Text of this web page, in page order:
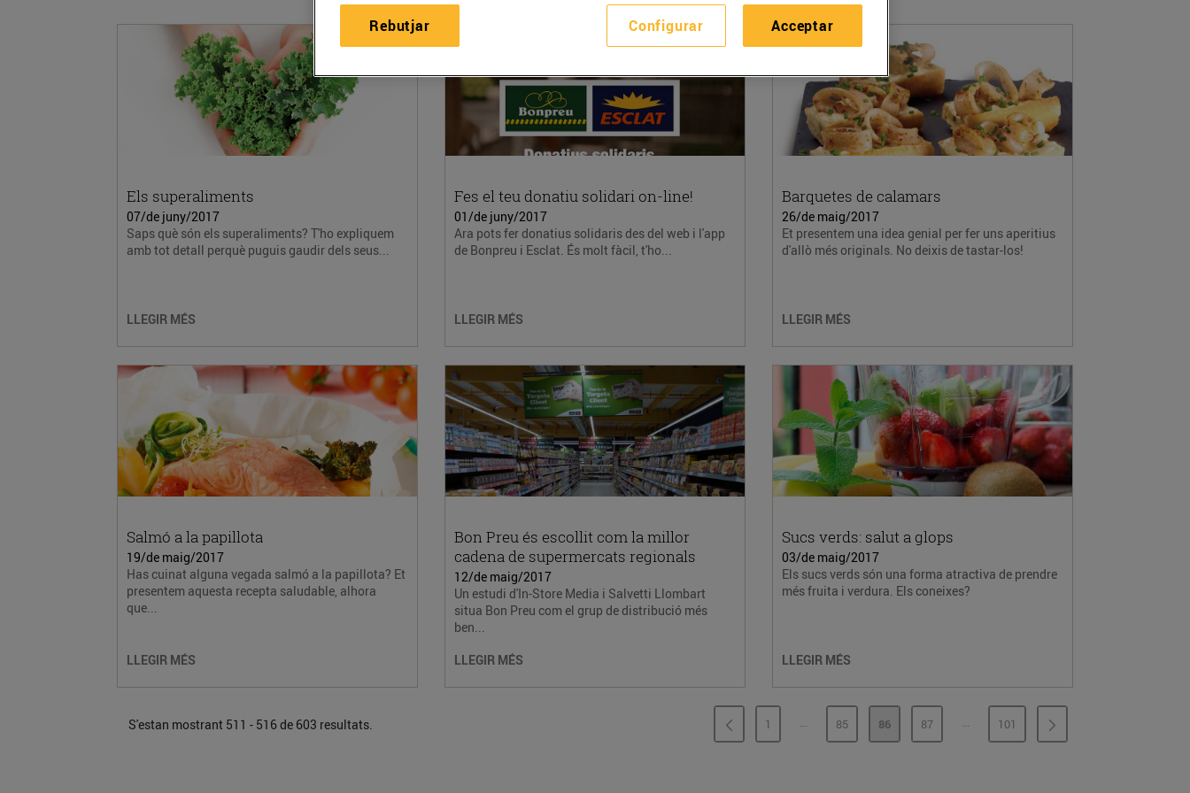
Els superaliments
07/de juny/2017
Saps què són els superaliments? T'ho expliquem
amb tot detall perquè puguis gaudir dels seus...
LLEGIR MÉS
Fes el teu donatiu solidari on-line!
01/de juny/2017
Ara pots fer donatius solidaris des del web i l'app
de Bonpreu i Esclat. És molt fàcil, t'ho...
LLEGIR MÉS
Barquetes de calamars
26/de maig/2017
Et presentem una idea genial per fer uns aperitius
d'allò més originals. No deixis de tastar-los!
LLEGIR MÉS
Salmó a la papillota
19/de maig/2017
Has cuinat alguna vegada salmó a la papillota? Et
presentem aquesta recepta saludable, alhora
que...
LLEGIR MÉS
Bon Preu és escollit com la millor
cadena de supermercats regionals
12/de maig/2017
Un estudi d'In-Store Media i Salvetti Llombart
situa Bon Preu com el grup de distribució més
ben...
LLEGIR MÉS
Sucs verds: salut a glops
03/de maig/2017
Els sucs verds són una forma atractiva de prendre
més fruita i verdura. Els coneixes?
LLEGIR MÉS
S'estan mostrant 511 - 516 de 603 resultats. PÀGINA
1 ...PÀGINES INTERMÈDIES
PÀGINA
85 PÀGINA
86 PÀGINA
87 ...PÀGINES INTERMÈDIES
PÀGINA
101
Configurar
Rebutjar Acceptar